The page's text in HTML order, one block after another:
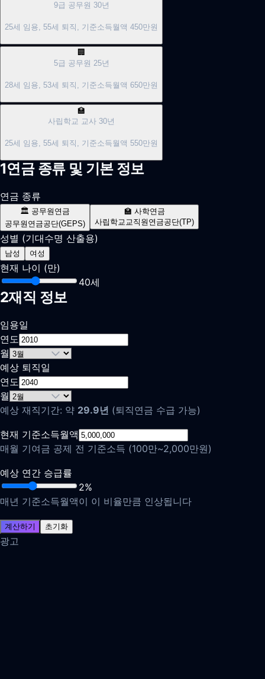
9급 공무원 30년
25세 임용, 55세 퇴직, 기준소득월액 450만원
🏢
5급 공무원 25년
28세 임용, 53세 퇴직, 기준소득월액 650만원
🏫
사립학교 교사 30년
25세 임용, 55세 퇴직, 기준소득월액 550만원
1연금 종류 및 기본 정보
연금 종류
🏛️ 공무원연금
공무원연금공단(GEPS)
🏫 사학연금
사립학교교직원연금공단(TP)
성별 (기대수명 산출용)
남성 여성
현재 나이 (만)
40세
2재직 정보
임용일
연도
월
예상 퇴직일
연도
월
예상 재직기간: 약 29.9년 (퇴직연금 수급 가능)
현재 기준소득월액
매월 기여금 공제 전 기준소득 (100만~2,000만원)
예상 연간 승급률
2%
매년 기준소득월액이 이 비율만큼 인상됩니다
계산하기 초기화
광고